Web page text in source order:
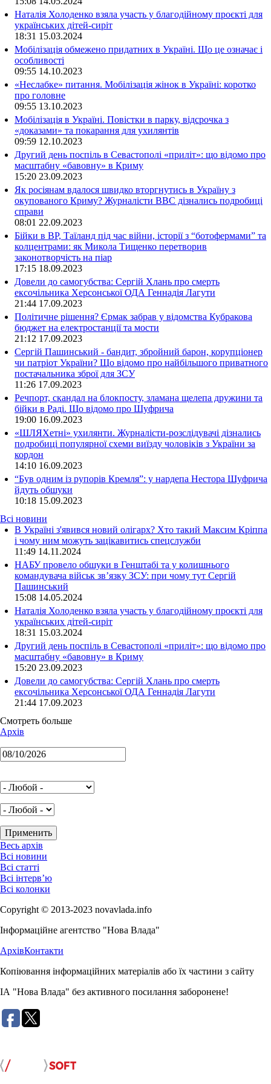
Наталія Холоденко взяла участь у благодійному проєкті для
українських дітей-сиріт
18:31 15.03.2024
Мобілізація обмежено придатних в Україні. Що це означає і
особливості
09:55 14.10.2023
«Неслабке» питання. Мобілізація жінок в Україні: коротко
про головне
09:55 13.10.2023
Мобілізація в Україні. Повістки в парку, відсрочка з
«доказами» та покарання для ухилянтів
09:59 12.10.2023
Другий день поспіль в Севастополі «приліт»: що відомо про
масштабну «бавовну» в Криму
15:20 23.09.2023
Як росіянам вдалося швидко вторгнутись в Україну з
окупованого Криму? Журналісти ВВС дізнались подробиці
справи
08:01 22.09.2023
Бійки в ВР, Таїланд під час війни, історії з “ботофермами” та
колцентрами: як Микола Тищенко перетворив
законотворчість на піар
17:15 18.09.2023
Довели до самогубства: Сергій Хлань про смерть
ексочільника Херсонської ОДА Геннадія Лагути
21:44 17.09.2023
Політичне рішення? Єрмак забрав у відомства Кубракова
бюджет на електростанції та мости
21:12 17.09.2023
Сергій Пашинський - бандит, збройний барон, корупціонер
чи патріот України? Що відомо про найбільшого приватного
постачальника зброї для ЗСУ
11:26 17.09.2023
Речпорт, скандал на блокпосту, зламана щелепа дружини та
бійки в Раді. Що відомо про Шуфрича
19:00 16.09.2023
«ШЛЯХетні» ухилянти. Журналісти-розслідувачі дізнались
подробиці популярної схеми виїзду чоловіків з України за
кордон
14:10 16.09.2023
“Був одним із рупорів Кремля”: у нардепа Нестора Шуфрича
йдуть обшуки
10:18 15.09.2023
Всі новини
В Україні з'явився новий олігарх? Хто такий Максим Кріппа
і чому ним можуть зацікавитись спецслужби
11:49 14.11.2024
НАБУ провело обшуки в Генштабі та у колишнього
командувача військ зв’язку ЗСУ: при чому тут Сергій
Пашинський
15:08 14.05.2024
Наталія Холоденко взяла участь у благодійному проєкті для
українських дітей-сиріт
18:31 15.03.2024
Другий день поспіль в Севастополі «приліт»: що відомо про
масштабну «бавовну» в Криму
15:20 23.09.2023
Довели до самогубства: Сергій Хлань про смерть
ексочільника Херсонської ОДА Геннадія Лагути
21:44 17.09.2023
Смотреть больше
Архів
Весь архів
Всі новини
Всі статті
Всі інтерв’ю
Всі колонки
Copyright © 2013-2023 novavlada.info
Інформаційне агентство "Нова Влада"
АрхівКонтакти
Копіювання інформаційних матеріалів або їх частини з сайту
ІА "Нова Влада" без активного посилання заборонене!